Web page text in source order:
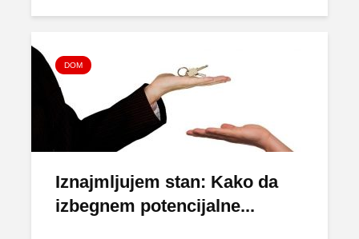
DOM
Iznajmljujem stan: Kako da
izbegnem potencijalne...